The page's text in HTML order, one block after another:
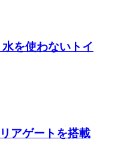
を使わないトイ
アゲートを搭載